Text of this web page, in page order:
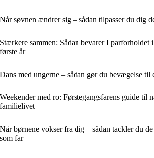
Når søvnen ændrer sig – sådan tilpasser du dig
Stærkere sammen: Sådan bevarer I parforholdet
første år
Dans med ungerne – sådan gør du bevægelse
Weekender med ro: Førstegangsfarens guide til
familielivet
Når børnene vokser fra dig – sådan tackler du
som far